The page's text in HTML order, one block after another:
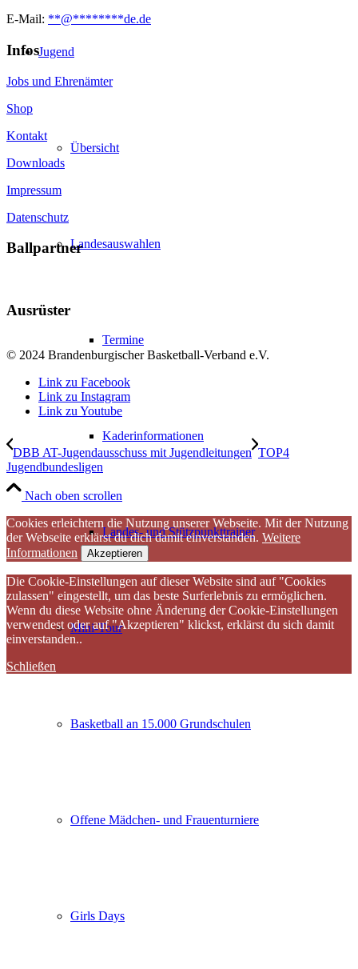
Jugend
Übersicht
Landesauswahlen
Termine
Kaderinformationen
Landes- und Stützpunkttrainer
Mini-Tour
Basketball an 15.000 Grundschulen
Offene Mädchen- und Frauenturniere
Girls Days
E-Mail: **@********de.de
Infos
Jobs und Ehrenämter
Shop
Kontakt
Downloads
Impressum
Datenschutz
Ballpartner
Ausrüster
© 2024 Brandenburgischer Basketball-Verband e.V.
Link zu Facebook
Link zu Instagram
Link zu Youtube
DBB AT-Jugendausschuss mit Jugendleitungen TOP4
Jugendbundesligen
Nach oben scrollen
Cookies erleichtern die Nutzung unserer Webseite. Mit der Nutzung
der Webseite erklärst du dich damit einverstanden. Weitere
Informationen
Akzeptieren
Die Cookie-Einstellungen auf dieser Website sind auf "Cookies
zulassen" eingestellt, um das beste Surferlebnis zu ermöglichen.
Wenn du diese Website ohne Änderung der Cookie-Einstellungen
verwendest oder auf "Akzeptieren" klickst, erklärst du sich damit
einverstanden..
Schließen